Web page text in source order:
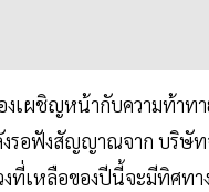
ผชิญหน้ากับความท้าทา
รอฟังสัญญาณจาก บริษั
ที่เหลือของปีนี้จะมีทิศทา